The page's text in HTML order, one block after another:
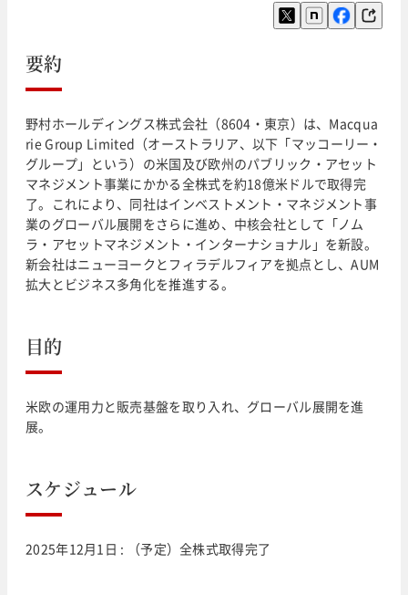
要約
野村ホールディングス株式会社（8604・東京）は、Macqua
rie Group Limited（オーストラリア、以下「マッコーリー・
グループ」という）の米国及び欧州のパブリック・アセット
マネジメント事業にかかる全株式を約18億米ドルで取得完
了。これにより、同社はインベストメント・マネジメント事
業のグローバル展開をさらに進め、中核会社として「ノム
ラ・アセットマネジメント・インターナショナル」を新設。
新会社はニューヨークとフィラデルフィアを拠点とし、AUM
拡大とビジネス多角化を推進する。
目的
米欧の運用力と販売基盤を取り入れ、グローバル展開を進
展。
スケジュール
2025年12月1日 : （予定）全株式取得完了